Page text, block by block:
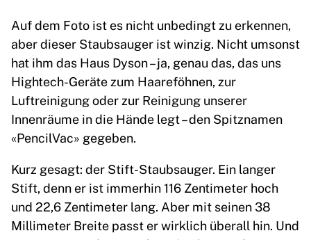
Auf dem Foto ist es nicht unbedingt zu erkennen,
aber dieser Staubsauger ist winzig. Nicht umsonst
hat ihm das Haus Dyson – ja, genau das, das uns
Hightech-Geräte zum Haareföhnen, zur
Luftreinigung oder zur Reinigung unserer
Innenräume in die Hände legt – den Spitznamen
«PencilVac» gegeben.
Kurz gesagt: der Stift-Staubsauger. Ein langer
Stift, denn er ist immerhin 116 Zentimeter hoch
und 22,6 Zentimeter lang. Aber mit seinen 38
Millimeter Breite passt er wirklich überall hin. Und